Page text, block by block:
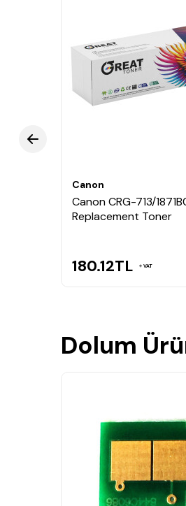
Canon
Canon CRG-713/
Replacement Toner
180.12TL VAT
Dolum